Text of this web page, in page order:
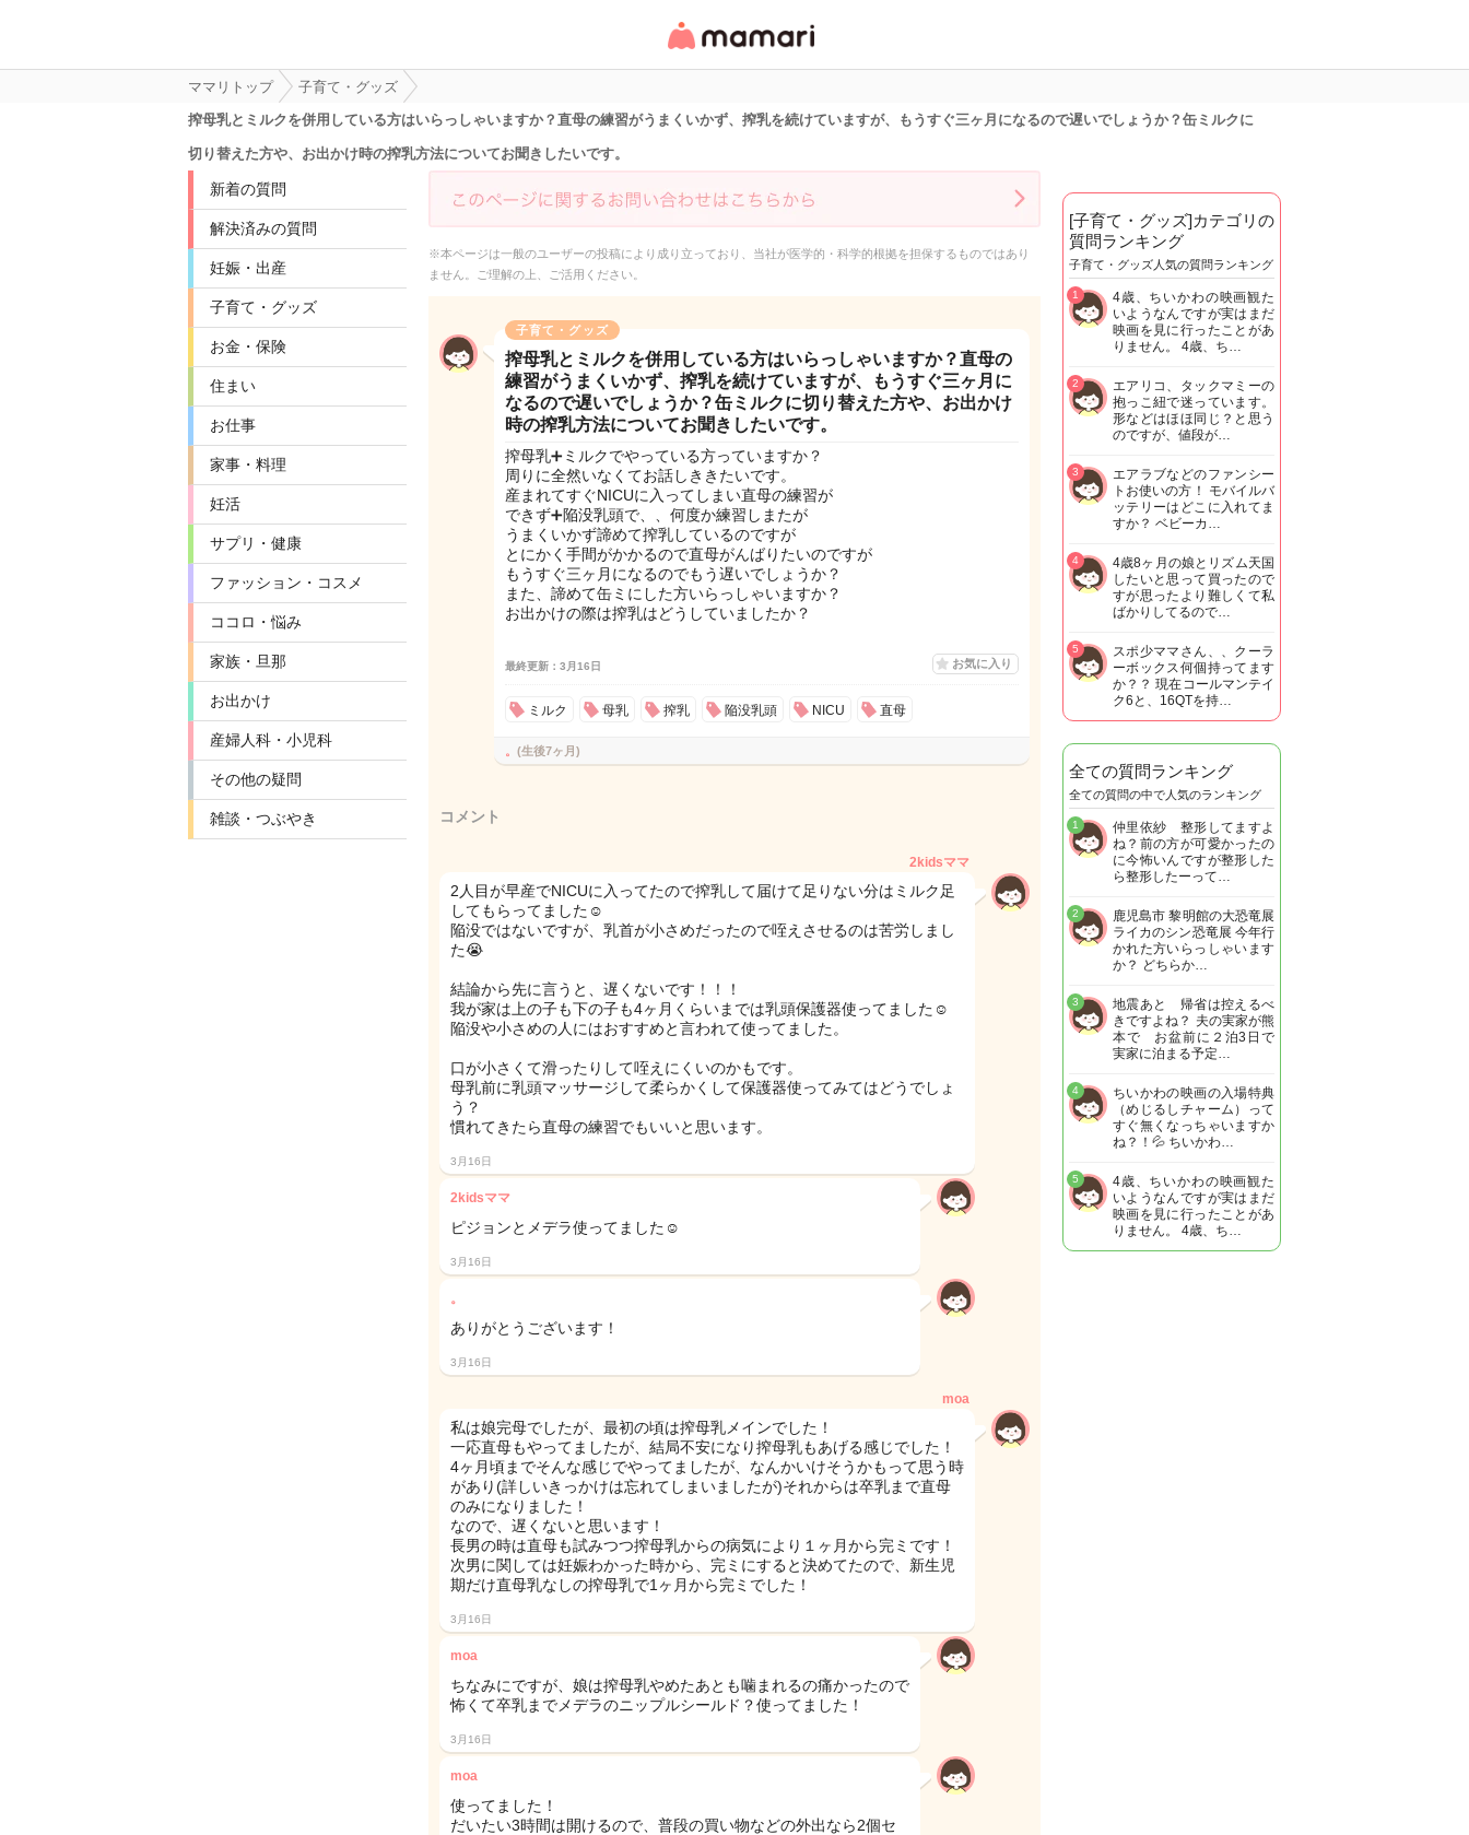
リ・情報サイト
ママリトップ
子育て・グッズ
搾母乳とミルクを併用している方はいらっしゃいますか？直母の練習がうまくいかず、搾乳を続けていますが、もうすぐ三ヶ月になるので遅いでしょうか？缶ミルクに
切り替えた方や、お出かけ時の搾乳方法についてお聞きしたいです。
新着の質問
解決済みの質問
妊娠・出産
子育て・グッズ
お金・保険
住まい
お仕事
家事・料理
妊活
サプリ・健康
ファッション・コスメ
ココロ・悩み
家族・旦那
お出かけ
産婦人科・小児科
その他の疑問
雑談・つぶやき
※本ページは一般のユーザーの投稿により成り立っており、当社が医学的・科学的根拠を担保するものではあり
ません。ご理解の上、ご活用ください。
子育て・グッズ
搾母乳とミルクを併用している方はいらっしゃいますか？直母の
練習がうまくいかず、搾乳を続けていますが、もうすぐ三ヶ月に
なるので遅いでしょうか？缶ミルクに切り替えた方や、お出かけ
時の搾乳方法についてお聞きしたいです。
搾母乳➕ミルクでやっている方っていますか？
周りに全然いなくてお話しききたいです。
産まれてすぐNICUに入ってしまい直母の練習が
できず➕陥没乳頭で、、何度か練習しまたが
うまくいかず諦めて搾乳しているのですが
とにかく手間がかかるので直母がんばりたいのですが
もうすぐ三ヶ月になるのでもう遅いでしょうか？
また、諦めて缶ミにした方いらっしゃいますか？
お出かけの際は搾乳はどうしていましたか？
最終更新：3月16日 お気に入り
ミルク 母乳 搾乳 陥没乳頭 NICU 直母
。 (生後7ヶ月)
コメント
2kidsママ
2人目が早産でNICUに入ってたので搾乳して届けて足りない分はミルク足
してもらってました☺️
陥没ではないですが、乳首が小さめだったので咥えさせるのは苦労しまし
た😭
結論から先に言うと、遅くないです！！！
我が家は上の子も下の子も4ヶ月くらいまでは乳頭保護器使ってました☺️
陥没や小さめの人にはおすすめと言われて使ってました。
口が小さくて滑ったりして咥えにくいのかもです。
母乳前に乳頭マッサージして柔らかくして保護器使ってみてはどうでしょ
う？
慣れてきたら直母の練習でもいいと思います。
3月16日
2kidsママ
ピジョンとメデラ使ってました☺️
3月16日
。
ありがとうございます！
3月16日
moa
私は娘完母でしたが、最初の頃は搾母乳メインでした！
一応直母もやってましたが、結局不安になり搾母乳もあげる感じでした！
4ヶ月頃までそんな感じでやってましたが、なんかいけそうかもって思う時
があり(詳しいきっかけは忘れてしまいましたが)それからは卒乳まで直母
のみになりました！
なので、遅くないと思います！
長男の時は直母も試みつつ搾母乳からの病気により１ヶ月から完ミです！
次男に関しては妊娠わかった時から、完ミにすると決めてたので、新生児
期だけ直母乳なしの搾母乳で1ヶ月から完ミでした！
3月16日
moa
ちなみにですが、娘は搾母乳やめたあとも噛まれるの痛かったので
怖くて卒乳までメデラのニップルシールド？使ってました！
3月16日
moa
使ってました！
だいたい3時間は開けるので、普段の買い物などの外出なら2個セ
[子育て・グッズ]カテゴリの
質問ランキング
子育て・グッズ人気の質問ランキング
4歳、ちいかわの映画観た
いようなんですが実はまだ
映画を見に行ったことがあ
りません。 4歳、ち…
1
エアリコ、タックマミーの
抱っこ紐で迷っています。
形などはほほ同じ？と思う
のですが、値段が…
2
エアラブなどのファンシー
トお使いの方！ モバイルバ
ッテリーはどこに入れてま
すか？ ベビーカ…
3
4歳8ヶ月の娘とリズム天国
したいと思って買ったので
すが思ったより難しくて私
ばかりしてるので…
4
スポ少ママさん、、クーラ
ーボックス何個持ってます
か？？ 現在コールマンテイ
ク6と、16QTを持…
5
全ての質問ランキング
全ての質問の中で人気のランキング
仲里依紗 整形してますよ
ね？前の方が可愛かったの
に今怖いんですが整形した
ら整形したーって…
1
鹿児島市 黎明館の大恐竜展
ライカのシン恐竜展 今年行
かれた方いらっしゃいます
か？ どちらか…
2
地震あと 帰省は控えるべ
きですよね？ 夫の実家が熊
本で お盆前に２泊3日で
実家に泊まる予定…
3
ちいかわの映画の入場特典
（めじるしチャーム）って
すぐ無くなっちゃいますか
ね？！💦 ちいかわ…
4
4歳、ちいかわの映画観た
いようなんですが実はまだ
映画を見に行ったことがあ
りません。 4歳、ち…
5